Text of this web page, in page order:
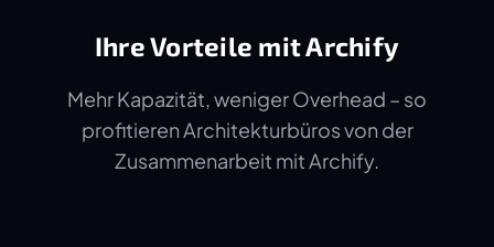
Ihre Vorteile mit Archify
Mehr Kapazität, weniger Overhead – so
profitieren Architekturbüros von der
Zusammenarbeit mit Archify.